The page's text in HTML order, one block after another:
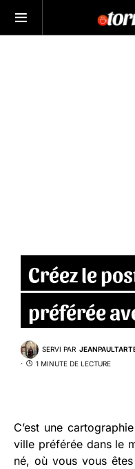
Créez le
préférée
SERVI PAR
1 MINUTE DE LECTURE
C’est une
ville préférée dans le
né,où vous vous